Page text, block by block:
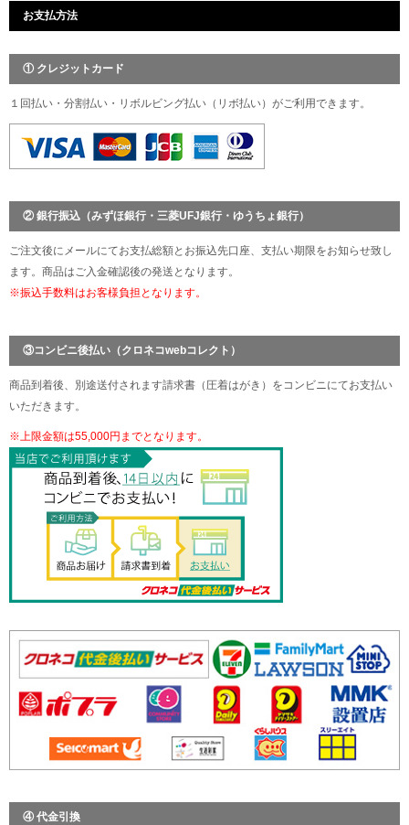
お支払方法
① クレジットカード
１回払い・分割払い・リボルビング払い（リボ払い）がご利用できます。
② 銀行振込（みずほ銀行・三菱UFJ銀行・ゆうちょ銀行）
ご注文後にメールにてお支払総額とお振込先口座、支払い期限をお知らせ致し
ます。商品はご入金確認後の発送となります。
※振込手数料はお客様負担となります。
③コンビニ後払い（クロネコwebコレクト）
商品到着後、別途送付されます請求書（圧着はがき）をコンビニにてお支払い
いただきます。
※上限金額は55,000円までとなります。
④ 代金引換